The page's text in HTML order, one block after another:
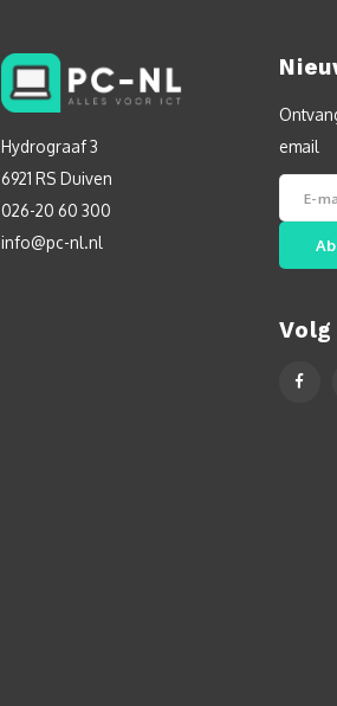
Hydrograaf 3
6921 RS Duiven
026-20 60 300
info@pc-nl.nl
email